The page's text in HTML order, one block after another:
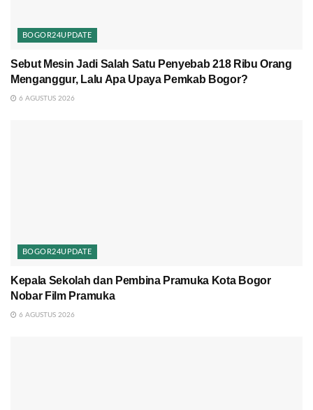
BOGOR24UPDATE
Sebut Mesin Jadi Salah Satu Penyebab 218 Ribu Orang
Menganggur, Lalu Apa Upaya Pemkab Bogor?
6 AGUSTUS 2026
BOGOR24UPDATE
Kepala Sekolah dan Pembina Pramuka Kota Bogor
Nobar Film Pramuka
6 AGUSTUS 2026